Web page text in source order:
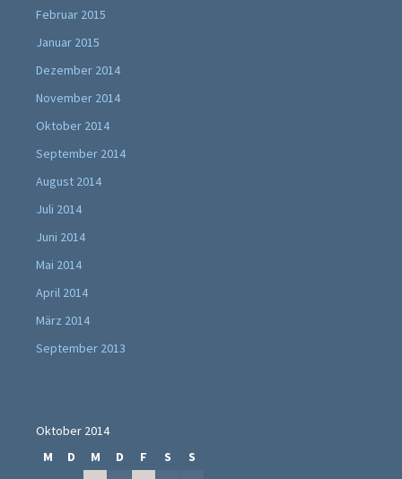
Februar 2015
Januar 2015
Dezember 2014
November 2014
Oktober 2014
September 2014
August 2014
Juli 2014
Juni 2014
Mai 2014
April 2014
März 2014
September 2013
Oktober 2014
M
D M D F S
S